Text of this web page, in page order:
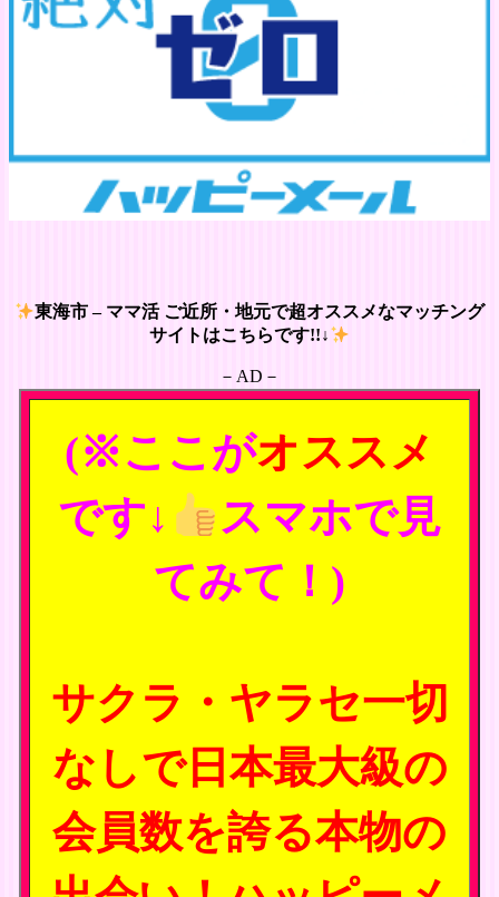
東海市 – ママ活 ご近所・地元で超オススメなマッチング
サイトはこちらです!!↓
－AD－
(※ここがオススメ
です↓
スマホで見
てみて！)
サクラ・ヤラセ一切
なしで日本最大級の
会員数を誇る本物の